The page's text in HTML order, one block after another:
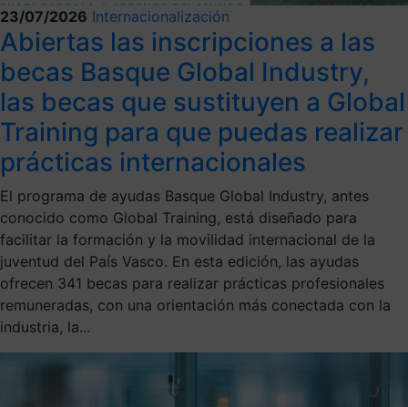
23/07/2026 Internacionalización
Abiertas las inscripciones a las
becas Basque Global Industry,
las becas que sustituyen a Global
Training para que puedas realizar
prácticas internacionales
El programa de ayudas Basque Global Industry, antes
conocido como Global Training, está diseñado para
facilitar la formación y la movilidad internacional de la
juventud del País Vasco. En esta edición, las ayudas
ofrecen 341 becas para realizar prácticas profesionales
remuneradas, con una orientación más conectada con la
industria, la...